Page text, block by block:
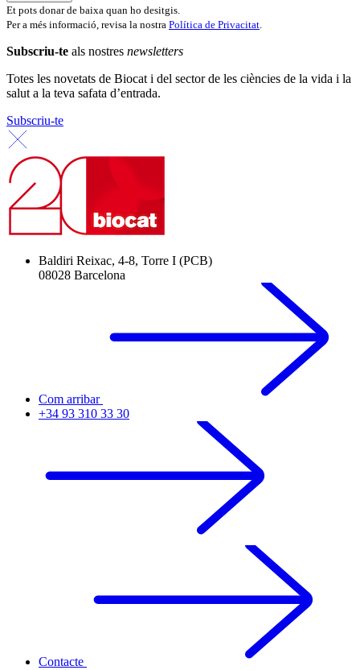
Et pots donar de baixa quan ho desitgis.
Per a més informació, revisa la nostra Política de Privacitat.
Subscriu-te als nostres newsletters
Totes les novetats de Biocat i del sector de les ciències de la vida i la
salut a la teva safata d’entrada.
Subscriu-te
Baldiri Reixac, 4-8, Torre I (PCB)
08028 Barcelona
Com arribar
+34 93 310 33 30
Contacte